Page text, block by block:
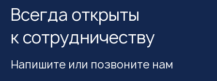
Всегда открыты
к сотрудничеству
Напишите или позвоните нам